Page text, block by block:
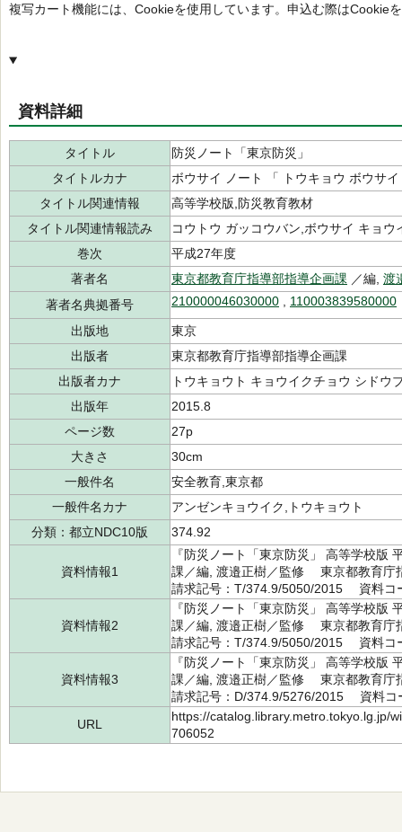
複写カート機能には、Cookieを使用しています。申込む際はCookie
資料詳細
タイトル
防災ノート「東京防災」
タイトルカナ
ボウサイ ノート 「 トウキョウ ボウサイ
タイトル関連情報
高等学校版,防災教育教材
タイトル関連情報読み
コウトウ ガッコウバン,ボウサイ キョウ
巻次
平成27年度
著者名
東京都教育庁指導部指導企画課 ／編, 渡
著者名典拠番号
210000046030000 110003839580000
出版地
東京
出版者
東京都教育庁指導部指導企画課
出版者カナ
トウキョウト キョウイクチョウ シドウ
出版年
2015.8
ページ数
27p
大きさ
30cm
一般件名
安全教育,東京都
一般件名カナ
アンゼンキョウイク,トウキョウト
分類：都立NDC10版
374.92
資料情報1
『防災ノート「東京防災」 高等学校
課／編, 渡邉正樹／監修 東京都教育
請求記号：T/374.9/5050/2015 資料コ
資料情報2
『防災ノート「東京防災」 高等学校
課／編, 渡邉正樹／監修 東京都教育
請求記号：T/374.9/5050/2015 資料コ
資料情報3
『防災ノート「東京防災」 高等学校
課／編, 渡邉正樹／監修 東京都教育
請求記号：D/374.9/5276/2015 資料コ
URL
https://catalog.library.metro.tokyo.lg.jp/
706052